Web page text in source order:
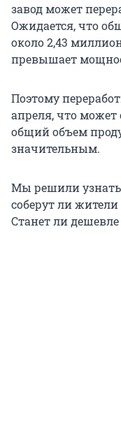
завод может
Ожидается, что
около 2,43
превышает
Поэтому
апреля, что может
общий объем
значительным.
Мы решили узнать
соберут ли
Станет ли дешевле